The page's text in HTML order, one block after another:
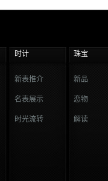
时计 珠宝
新表推介
名表展示
时光流转
新品
恋物
解读